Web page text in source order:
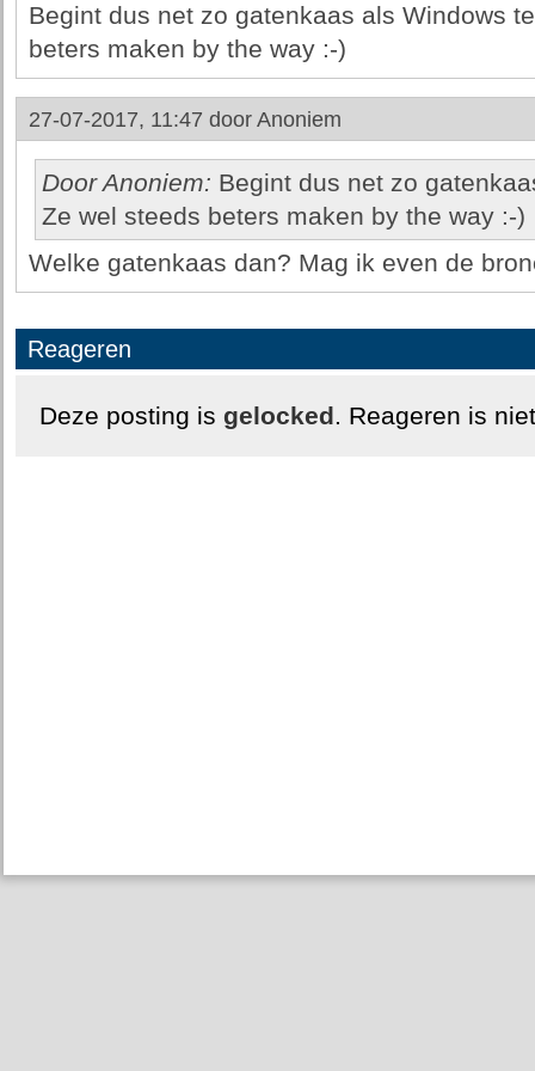
Begint dus net zo gatenkaas als Windows
beters maken by the way :-)
27-07-2017, 11:47 door Anoniem
Door Anoniem: Begint dus net zo
Ze wel steeds beters maken by the way :-)
Welke gatenkaas dan? Mag ik even de
Reageren
Deze posting is gelocked. Reageren is